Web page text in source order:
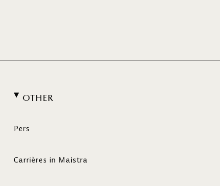
OTHER
Pers
Carrières in Maistra